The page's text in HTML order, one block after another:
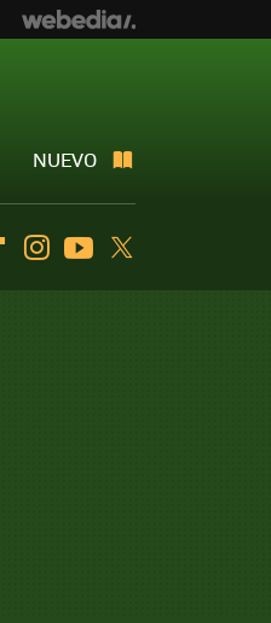
NUEVO
FlipboardInstagramYoutube